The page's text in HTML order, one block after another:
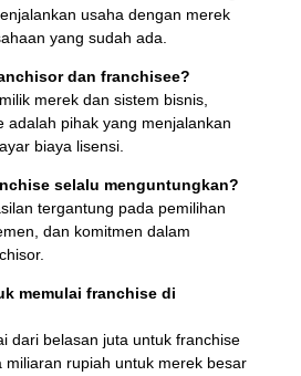
usaha dengan merek
yang sudah ada.
dan franchisee?
merek dan sistem bisnis,
adalah pihak yang menjalankan
biaya lisensi.
selalu menguntungkan?
tergantung pada pemilihan
dan komitmen dalam
memulai franchise di
dari belasan juta untuk franchise
miliaran rupiah untuk merek besar